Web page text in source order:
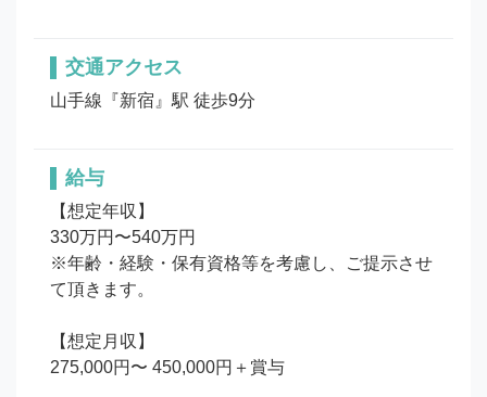
交通アクセス
山手線『新宿』駅 徒歩9分
給与
【想定年収】
330万円〜540万円
※年齢・経験・保有資格等を考慮し、ご提示させ
て頂きます。
【想定月収】
275,000円〜 450,000円＋賞与